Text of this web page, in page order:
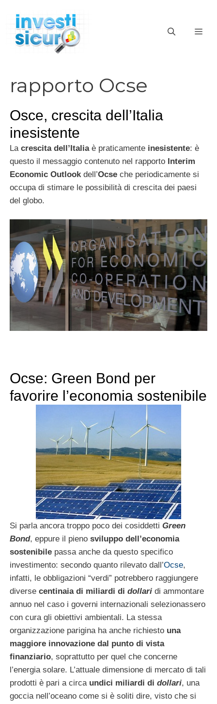
contenuto
rapporto Ocse
Osce, crescita dell’Italia
inesistente
La crescita dell’Italiaè praticamente inesistente: è
questo il messaggio contenuto nel rapporto Interim
Economic Outlook dell’Ocse che periodicamente si
occupa di stimare le possibilità di crescita dei paesi
del globo.
Ocse: Green Bond per
favorire l’economia sostenibile
Si parla ancora troppo poco dei cosiddetti Green
Bond, eppure il pieno sviluppo dell’economia
sostenibile passa anche da questo specifico
investimento: secondo quanto rilevato dall’Ocse,
infatti, le obbligazioni “verdi” potrebbero raggiungere
diverse centinaia di miliardi di dollari di ammontare
annuo nel caso i governi internazionali selezionassero
con cura gli obiettivi ambientali. La stessa
organizzazione parigina ha anche richiesto una
maggiore innovazione dal punto di vista
finanziario, soprattutto per quel che concerne
l’energia solare. L’attuale dimensione di mercato di tali
prodotti è pari a circa undici miliardi di dollari, una
goccia nell’oceano come si è soliti dire, visto che si